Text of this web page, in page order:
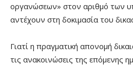
οργανώσεων» στον αριθμό των
αντέχουν στη δοκιμασία του
Γιατί η πραγματική απονομή
τις ανακοινώσεις της επόμενης